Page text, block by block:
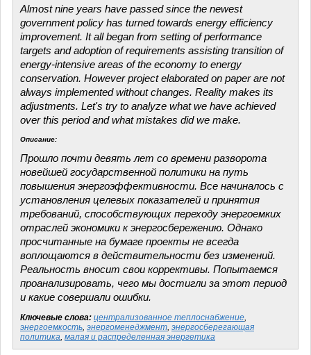
Almost nine years have passed since the newest
government policy has turned towards energy efficiency
improvement. It all began from setting of performance
targets and adoption of requirements assisting transition of
energy-intensive areas of the economy to energy
conservation. However project elaborated on paper are not
always implemented without changes. Reality makes its
adjustments. Let's try to analyze what we have achieved
over this period and what mistakes did we make.
Описание:
Прошло почти девять лет со времени разворота
новейшей государственной политики на путь
повышения энергоэффективности. Все начиналось с
установления целевых показателей и принятия
требований, способствующих переходу энергоемких
отраслей экономики к энергосбережению. Однако
просчитанные на бумаге проекты не всегда
воплощаются в действительности без изменений.
Реальность вносит свои коррективы. Попытаемся
проанализировать, чего мы достигли за этот период
и какие совершали ошибки.
Ключевые слова: централизованное теплоснабжение,
энергоемкость, энергоменеджмент, энергосберегающая
политика, малая и распределенная энергетика